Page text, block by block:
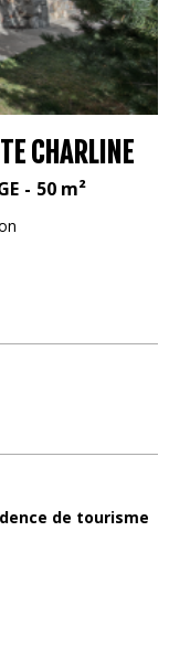
CHARLINE
50 m²
de tourisme